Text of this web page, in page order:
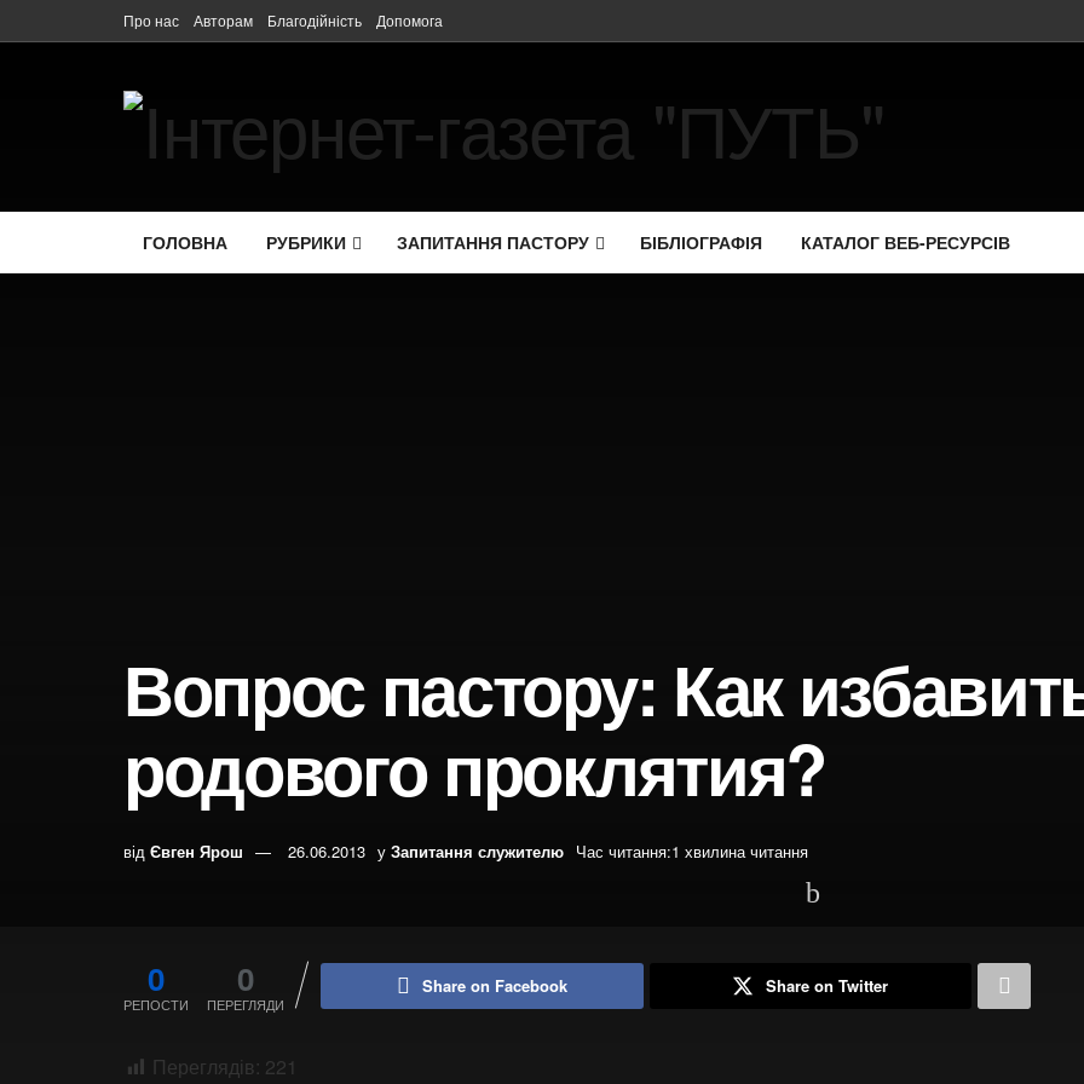
Про нас Авторам Благодійність Допомога
ГОЛОВНА РУБРИКИ ЗАПИТАННЯ ПАСТОРУ БІБЛІОГРАФІЯ КАТАЛОГ ВЕБ-РЕСУРСІВ
Вопрос пастору: Как
родового проклятия?
від Євген Ярош 26.06.2013 у Запитання служителю Час читання:1 хвилина читання
0
РЕПОСТИ
0
ПЕРЕГЛЯДИ
Share on Facebook Share on Twitter
Переглядів: 221